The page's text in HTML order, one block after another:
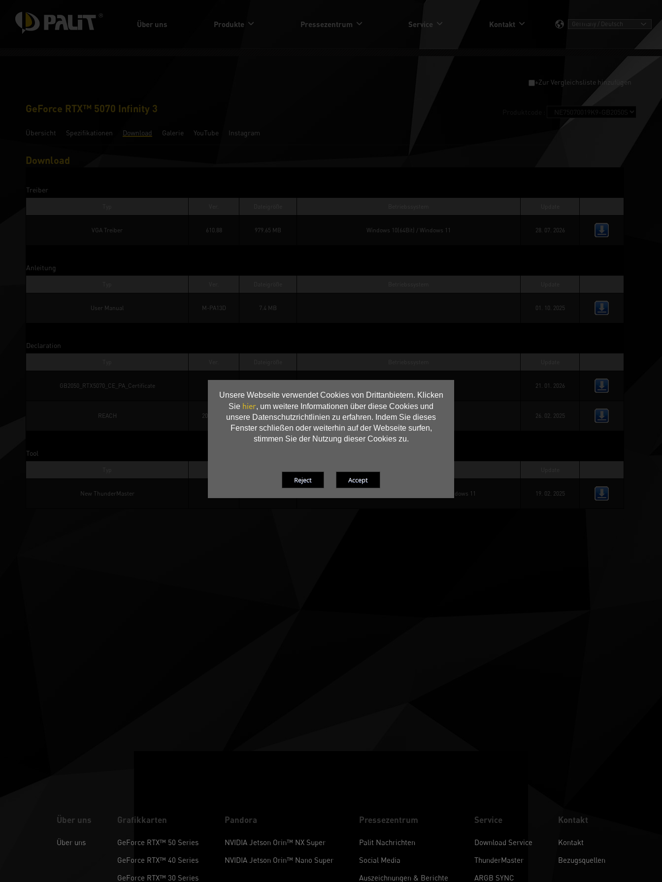
Unsere Webseite verwendet Cookies von Drittanbietern. Klicken
Sie hier, um weitere Informationen über diese Cookies und
unsere Datenschutzrichtlinien zu erfahren. Indem Sie dieses
Fenster schließen oder weiterhin auf der Webseite surfen,
stimmen Sie der Nutzung dieser Cookies zu.
Über uns Produkte Pressezentrum Service Kontakt
+Zur Vergleichsliste hinzufügen
GeForce RTX™ 5070 Infinity 3
Übersicht Spezifikationen Download Galerie YouTube Instagram
Download
Treiber
VGA Treiber 610.88 979.65 MB Windows 10(64Bit) / Windows 11 28. 07. 2026
Anleitung
User Manual M-PA13D 7.4 MB 01. 10. 2025
Declaration
GB2050_RTX5070_CE_PA_Certificate 21. 01. 2026
REACH 20250226 521.81 KB 26. 02. 2025
Tool
Dateigröße
New ThunderMaster Windows 11 19. 02. 2025
Über uns
Über uns
Grafikkarten
GeForce RTX™ 50 Series
GeForce RTX™ 40 Series
GeForce RTX™ 30 Series
Pandora
NVIDIA Jetson Orin™ NX Super
NVIDIA Jetson Orin™ Nano Super
Pressezentrum
Palit Nachrichten
Social Media
Auszeichnungen & Berichte
Service
Download Service
ThunderMaster
ARGB SYNC
Kontakt
Kontakt
Bezugsquellen